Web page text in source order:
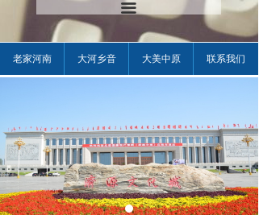
끀
老家河南 大河乡音 大美中原 联系我们